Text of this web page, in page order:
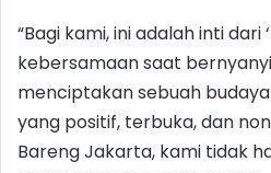
“Bagi kami, ini adalah inti dari
kebersamaan saat
menciptakan sebuah
yang positif, terbuka, dan
Bareng Jakarta, kami tidak